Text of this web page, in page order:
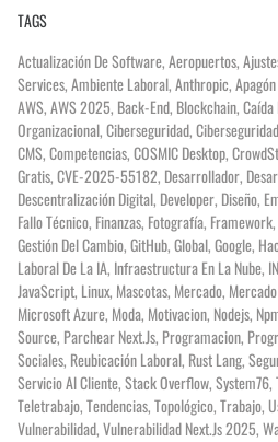
TAGS
Actualización De Software,Aeropuertos,
Services,Ambiente Laboral,Anthropic,
AWS,AWS 2025, Back-End, Blockchain,Caída
Organizacional,Ciberseguridad,
CMS,Competencias,COSMIC Desktop,
Gratis,CVE-2025-55182, Desarrollador,
Descentralización Digital, Developer, Diseño,
Fallo Técnico, Finanzas, Fotografía, Framework,
Gestión Del Cambio,GitHub,Global,Google,
Laboral De La IA, Infraestructura En La Nube,
JavaScript, Linux, Mascotas, Mercado,
Microsoft Azure, Moda, Motivacion, Nodejs,
Source, Parchear Next.js, Programacion,
Sociales, Reubicación Laboral, Rust Lang,
Servicio Al Cliente,Stack Overflow,System76,
Teletrabajo,Tendencias,Topológico,Trabajo,
Vulnerabilidad,Vulnerabilidad Next.js 2025,